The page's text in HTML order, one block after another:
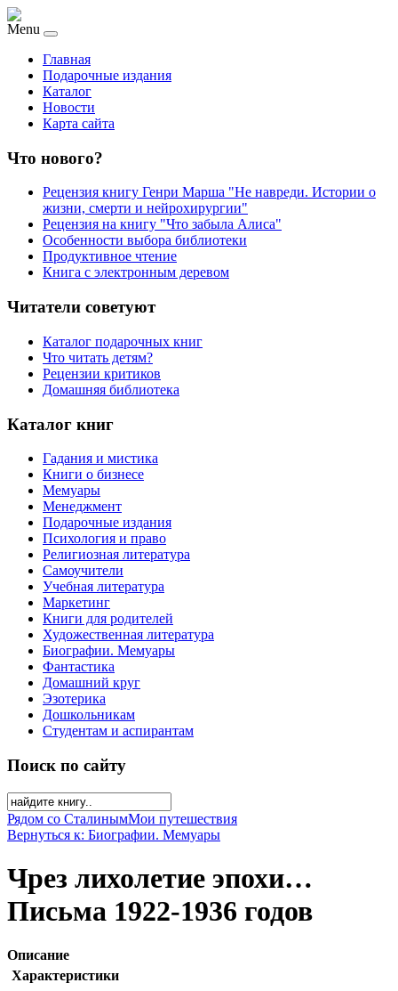
Menu
Главная
Подарочные издания
Каталог
Новости
Карта сайта
Что нового?
Рецензия книгу Генри Марша "Не навреди. Истории о
жизни, смерти и нейрохирургии"
Рецензия на книгу "Что забыла Алиса"
Особенности выбора библиотеки
Продуктивное чтение
Книга с электронным деревом
Читатели советуют
Каталог подарочных книг
Что читать детям?
Рецензии критиков
Домашняя библиотека
Каталог книг
Гадания и мистика
Книги о бизнесе
Мемуары
Менеджмент
Подарочные издания
Психология и право
Религиозная литература
Самоучители
Учебная литература
Маркетинг
Книги для родителей
Художественная литература
Биографии. Мемуары
Фантастика
Домашний круг
Эзотерика
Дошкольникам
Студентам и аспирантам
Поиск по сайту
Рядом со СталинымМои путешествия
Вернуться к: Биографии. Мемуары
Чрез лихолетие эпохи…
Письма 1922-1936 годов
Описание
Характеристики